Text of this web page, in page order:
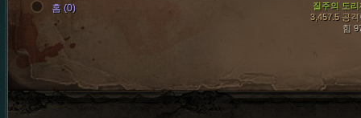
질주의 도리
3,457.5 공격
힘
홈 (0)